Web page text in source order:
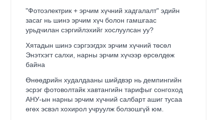
"Фотоэлектрик + эрчим хүчний хадгалалт" эдийн
засаг нь шинэ эрчим хүч болон гамшгаас
урьдчилан сэргийлэхийг хослуулсан уу?
Хятадын шинэ сэргээгдэх эрчим хүчний төсөл
Энэтхэгт салхи, нарны эрчим хүчээр өрсөлдөж
байна
Өнөөдрийн худалдааны шийдвэр нь демпингийн
эсрэг фотоволтайк хавтангийн тарифыг сонгоход
АНУ-ын нарны эрчим хүчний салбарт ашиг тусаа
өгөх эсвэл хохирол учруулж болзошгүй юм.